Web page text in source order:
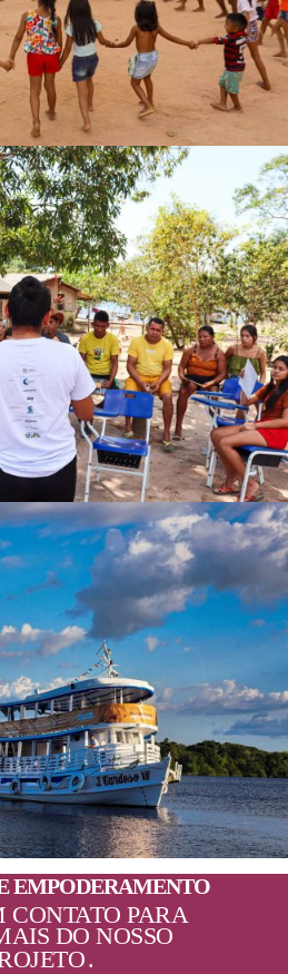
EMPODERAMENTO
CONTATO PARA
DO NOSSO
.